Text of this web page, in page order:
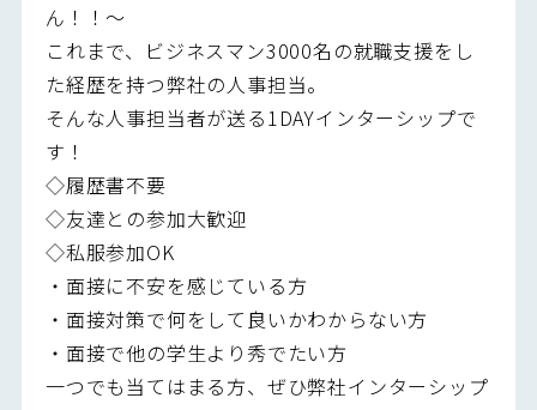
ん！！～
これまで、ビジネスマン3000名の就職支援をし
た経歴を持つ弊社の人事担当。
そんな人事担当者が送る1DAYインターシップで
す！
◇履歴書不要
◇友達との参加大歓迎
◇私服参加OK
・面接に不安を感じている方
・面接対策で何をして良いかわからない方
・面接で他の学生より秀でたい方
一つでも当てはまる方、ぜひ弊社インターシップ